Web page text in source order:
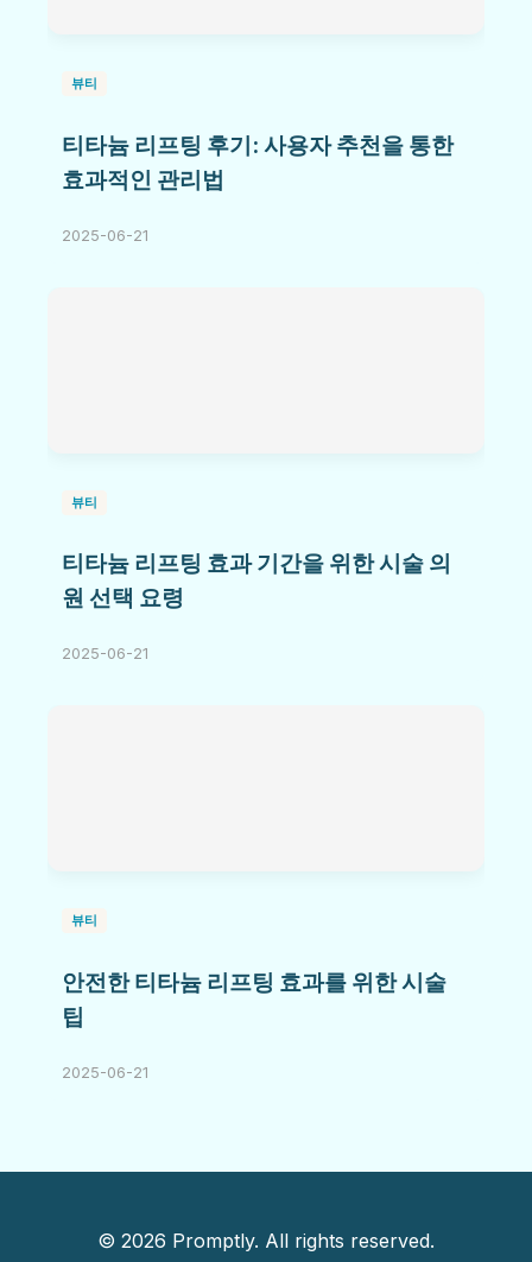
뷰티
티타늄 리프팅 후기: 사용자 추천을 통한
효과적인 관리법
2025-06-21
뷰티
티타늄 리프팅 효과 기간을 위한 시술 의
원 선택 요령
2025-06-21
뷰티
안전한 티타늄 리프팅 효과를 위한 시술
팁
2025-06-21
© 2026 Promptly. All rights reserved.